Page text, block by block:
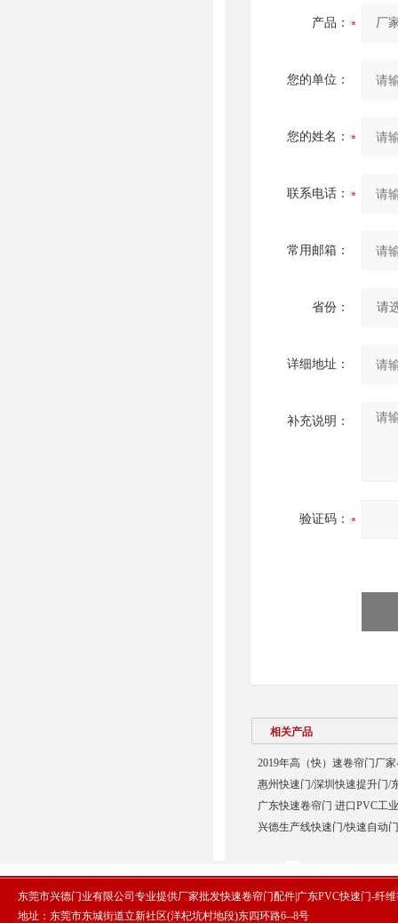
产品：
您的单位：
您的姓名：
联系电话：
常用邮箱：
省份：
详细地址：
补充说明：
验证码：
相关产品
2019年高（快）速卷帘门厂
惠州快速门/深圳快速提升门/
广东快速卷帘门 进口PVC工
兴德生产线快速门/快速自动
东莞市兴德门业有限公司专业提供厂家批发快速卷帘门配件|广东PVC快速门-纤
地址：东莞市东城街道立新社区(洋杞坑村地段)东四环路6--8号